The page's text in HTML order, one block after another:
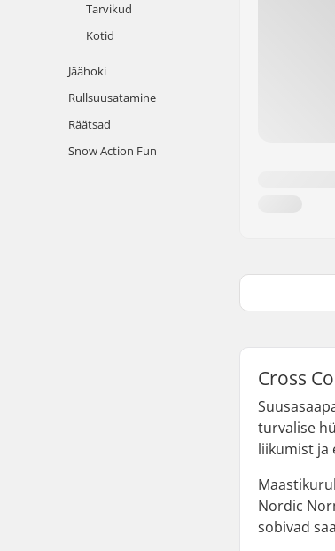
Tarvikud
Kotid
Jäähoki
Rullsuusatamine
Räätsad
Snow Action Fun
Cross
turvalise
liikumist ja
Nordic
sobivad